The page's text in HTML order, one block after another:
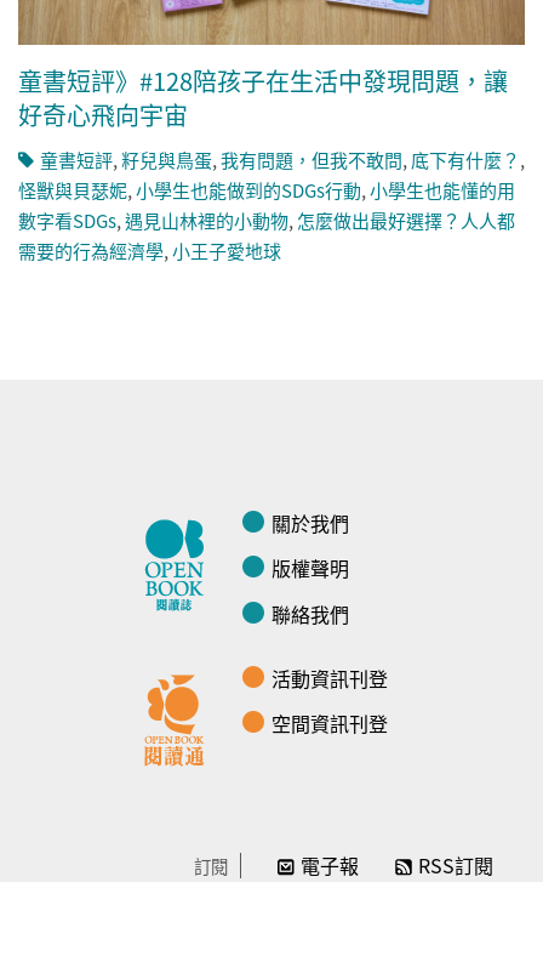
童書短評》#128陪孩子在生活中發現問題，讓
好奇心飛向宇宙
童書短評,籽兒與鳥蛋,我有問題，但我不敢問,底下有什麼？ ,
怪獸與貝瑟妮,小學生也能做到的SDGs行動,小學生也能懂的用
數字看SDGs,遇見山林裡的小動物,怎麼做出最好選擇？人人都
需要的行為經濟學,小王子愛地球
關於我們
版權聲明
聯絡我們
活動資訊刊登
空間資訊刊登
訂閱 電子報 RSS訂閱